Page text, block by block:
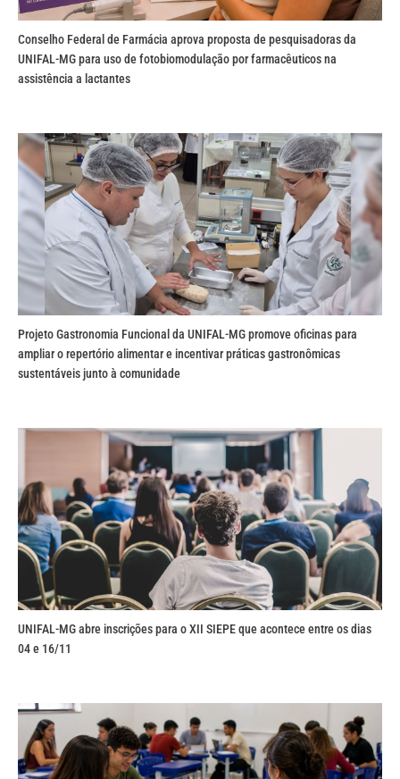
Conselho Federal de Farmácia aprova proposta de pesquisadoras da
UNIFAL-MG para uso de fotobiomodulação por farmacêuticos na
assistência a lactantes
Projeto Gastronomia Funcional da UNIFAL-MG promove oficinas para
ampliar o repertório alimentar e incentivar práticas gastronômicas
sustentáveis junto à comunidade
UNIFAL-MG abre inscrições para o XII SIEPE que acontece entre os dias
04 e 16/11